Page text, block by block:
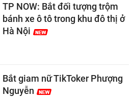
TP NOW: Bắt đối tượng trộm
bánh xe ô tô trong khu đô thị ở
Hà Nội
Bắt giam nữ TikToker Phượng
Nguyễn